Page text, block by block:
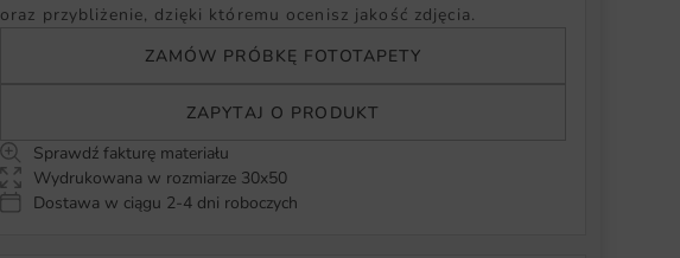
oraz przybliżenie, dzięki któremu ocenisz jakość zdjęcia.
ZAMÓW PRÓBKĘ FOTOTAPETY
ZAPYTAJ O PRODUKT
Sprawdź fakturę materiału
Wydrukowana w rozmiarze 30x50
Dostawa w ciągu 2-4 dni roboczych